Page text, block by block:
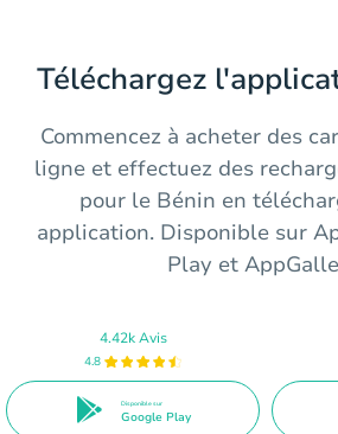
Téléchargez
Commencez à acheter des
ligne et effectuez des
pour le Bénin en
application. Disponible sur
Play et
4.42k Avis
4.8
Disponible sur
Google Play